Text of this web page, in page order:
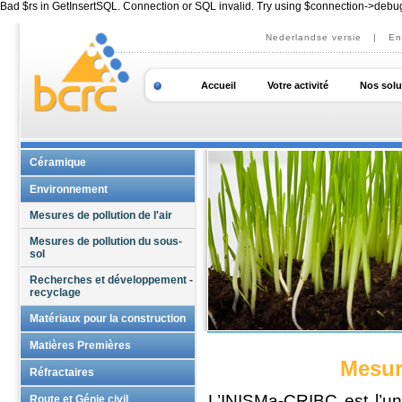
Bad $rs in GetInsertSQL. Connection or SQL invalid. Try using $connection-
Nederlandse versie |
Accueil Votre activité Nos
Céramique
Essais et analyses sur
céramiques
Expertises sur céramiques
traditionnelles
Recherches et développement
sur matériaux céramiques
Consultance
Accompagnement Qualité
Formations personnalisées
Supports technologiques
Environnement
Mesures de pollution de l'air
Mesures de pollution du sous-
sol
Recherches et développement -
recyclage
Matériaux pour la construction
Certification sur matériaux pour
la construction
Essais et analyses sur ciments,
mortiers et ouvrages en béton
Matières Premières
Essais et analyses sur matières
premières
Réfractaires
Essais et analyses sur
Route et Génie civil